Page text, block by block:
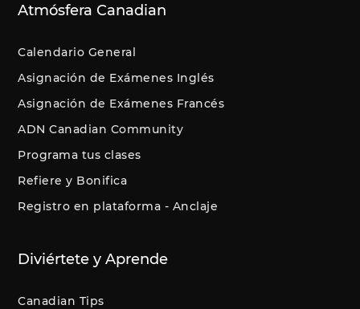
Atmósfera Canadian
Calendario General
Asignación de Exámenes Inglés
Asignación de Exámenes Francés
ADN Canadian Community
Programa tus clases
Refiere y Bonifica
Registro en plataforma - Anclaje
Diviértete y Aprende
Canadian Tips